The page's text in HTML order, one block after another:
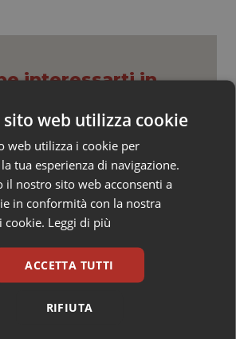
& Testa Collo
interessarti in
della Scienza dello
capire la ricerca per
il presente
Lombardia scrive al ministro
“Gli attuali indicatori non
la qualità reale del Ssn”
di comunità. La sfida ora è
sito web utilizza cookie
web utilizza i cookie per
tua esperienza di navigazione.
il nostro sito web acconsenti a
in conformità con la nostra
cookie. Leggi di più
ACCETTA TUTTI
RIFIUTA